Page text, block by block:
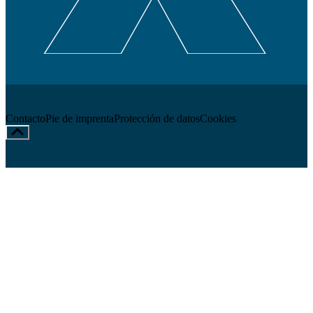
ContactoPie de imprentaProtección de datosCookies